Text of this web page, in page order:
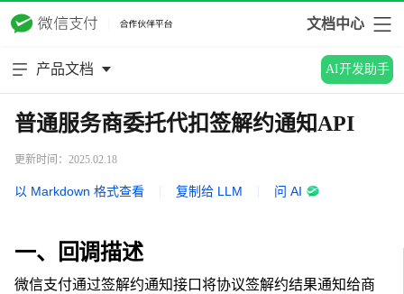
文档中心
产品文档 AI开发助手
普通服务商委托代扣签解约通知API
更新时间：2025.02.18
以 Markdown 格式查看 复制给 LLM 问 AI
一、回调描述
微信支付通过签解约通知接口将协议签解约结果通知给商